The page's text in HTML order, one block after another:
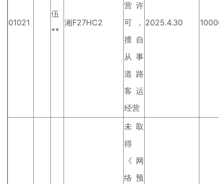
01021
伍
**
湘F27HC2
营许
可，
擅自
从事
道路
客运
经营
2025.4.30
未取
得
《网
络预